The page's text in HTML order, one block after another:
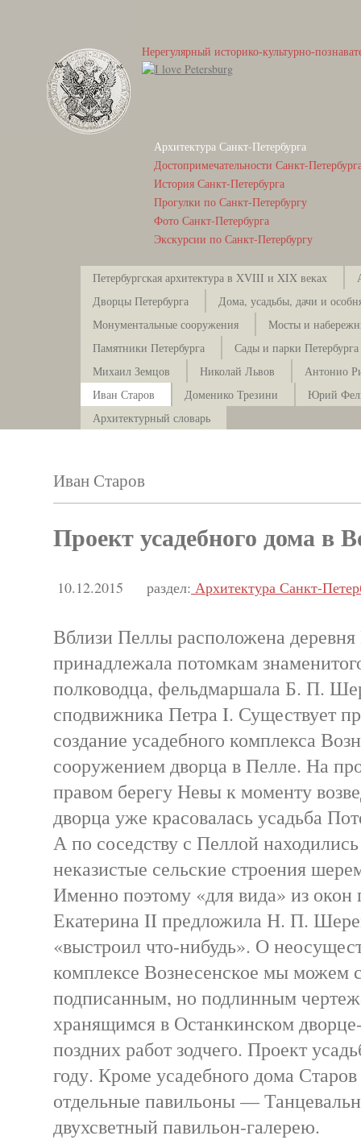
Нерегулярный историко-культурно-
Архитектура Санкт-Петербурга
Достопримечательности Санкт-
История Санкт-Петербурга
Прогулки по Санкт-Петербургу
Фото Санкт-Петербурга
Экскурсии по Санкт-Петербургу
Петербургская архитектура в XVIII и XIX веках
Дворцы Петербурга
Дома, усадьбы, дачи и
Монументальные сооружения
Мосты и
Памятники Петербурга
Сады и парки Петербурга
Михаил Земцов
Николай Львов
Антонио
Иван Старов
Доменико Трезини
Юрий
Архитектурный словарь
Иван Старов
Проект усадебного дома в
10.12.2015 раздел: Архитектура Санкт-
Вблизи Пеллы расположена
принадлежала потомкам
полководца, фельдмаршала Б. П.
сподвижника Петра I. Существует
создание усадебного комплекса
сооружением дворца в Пелле. На
правом берегу Невы к моменту
дворца уже красовалась усадьба
А по соседству с Пеллой
неказистые сельские строения
Именно поэтому «для вида» из окон
Екатерина II предложила Н. П.
«выстроил что-нибудь». О
комплексе Вознесенское мы можем
подписанным, но подлинным
хранящимся в Останкинском
поздних работ зодчего. Проект
году. Кроме усадебного дома
отдельные павильоны —
двухсветный павильон-галерею.